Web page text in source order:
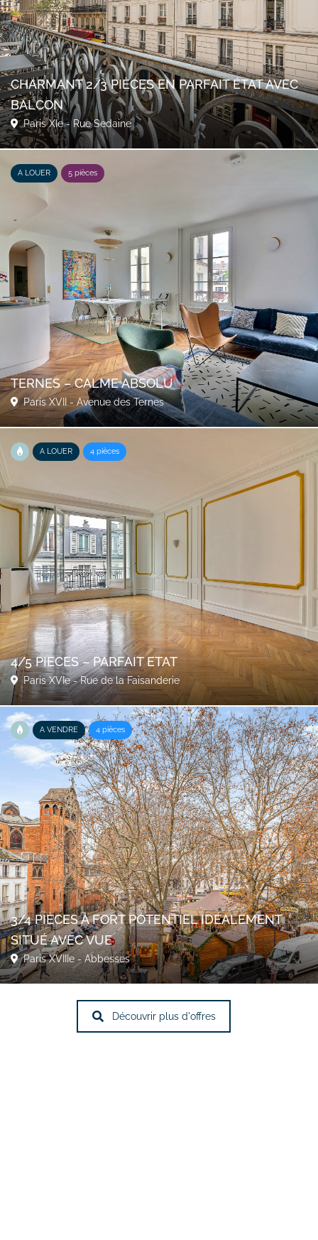
CHARMANT 2/3 PIÈCES EN PARFAIT ÉTAT AVEC
BALCON
Paris XIe - Rue Sedaine
A LOUER 5 pièces
TERNES – CALME ABSOLU
Paris XVII - Avenue des Ternes
A LOUER 4 pièces
4/5 PIECES – PARFAIT ETAT
Paris XVIe - Rue de la Faisanderie
A VENDRE 4 pièces
3/4 PIÈCES À FORT POTENTIEL IDÉALEMENT
SITUÉ AVEC VUE
Paris XVIIIe - Abbesses
Découvrir plus d'offres